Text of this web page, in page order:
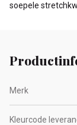
soepele
Merk
Kleurcode